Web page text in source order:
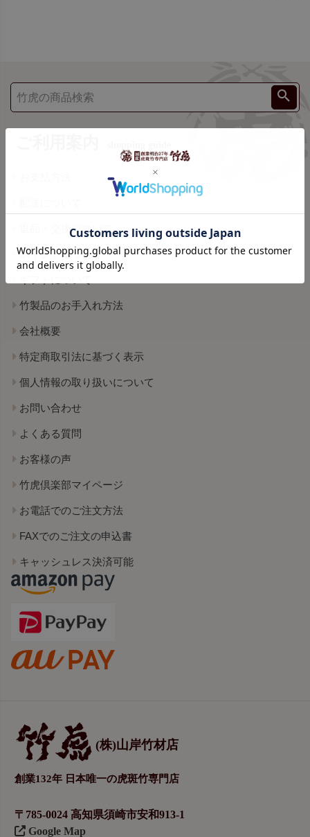
返品・交換について
ポイントについて
竹製品のお手入れ方法
会社概要
特定商取引法に基づく表示
個人情報の取り扱いについて
お問い合わせ
よくある質問
お客様の声
竹虎倶楽部マイページ
お電話でのご注文方法
FAXでのご注文の申込書
キャッシュレス決済可能
(株)山岸竹材店
創業132年 日本唯一の虎斑竹専門店
〒785-0024 高知県須崎市安和913-1
Google Map